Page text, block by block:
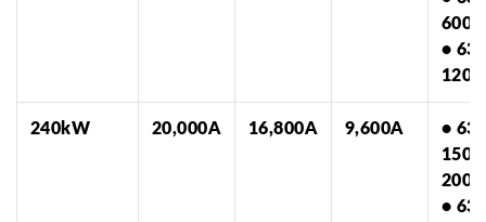
600-
•
240kW 20,000A 16,800A 9,600A
•
150-
•